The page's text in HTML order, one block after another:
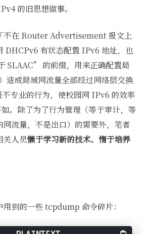
的旧思想做事。
不在 Router Advertisement 报文上
DHCPv6 有状态配置 IPv6 地址，也
SLAAC” 的前缀，用来正确配置局
造成局域网流量全部经过网络层交换
专业的行为，使校园网 IPv6 的效率
。除了为了行为管理（等于审计，等
网流量，不是出口）的需要外，笔者
关人员懒于学习新的技术、惰于培养
到的一些 tcpdump 命令碎片：